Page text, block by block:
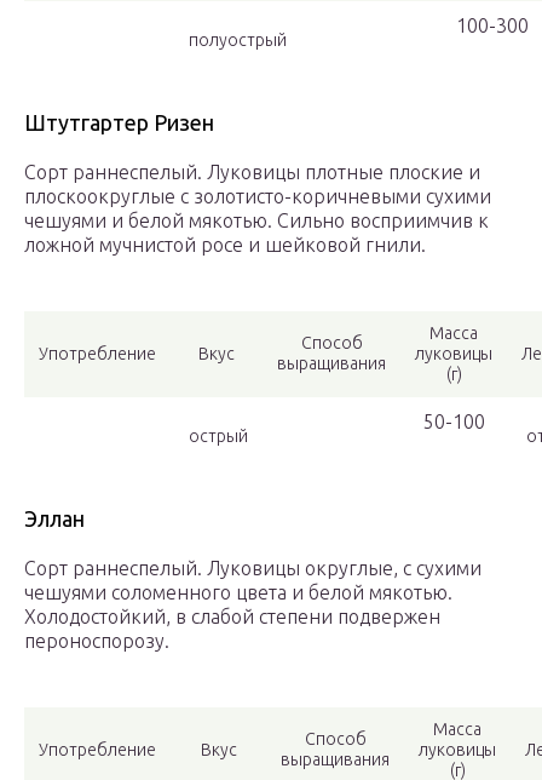
полуострый
100-300
Штутгартер Ризен
Сорт раннеспелый. Луковицы плотные плоские и
плоскоокруглые с золотисто-коричневыми сухими
чешуями и белой мякотью. Сильно восприимчив к
ложной мучнистой росе и шейковой гнили.
Употребление Вкус
Способ
выращивания
Масса
луковицы
(г)
острый
50-100
Эллан
Сорт раннеспелый. Луковицы округлые, с сухими
чешуями соломенного цвета и белой мякотью.
Холодостойкий, в слабой степени подвержен
пероноспорозу.
Употребление Вкус
Способ
выращивания
Масса
луковицы
(г)